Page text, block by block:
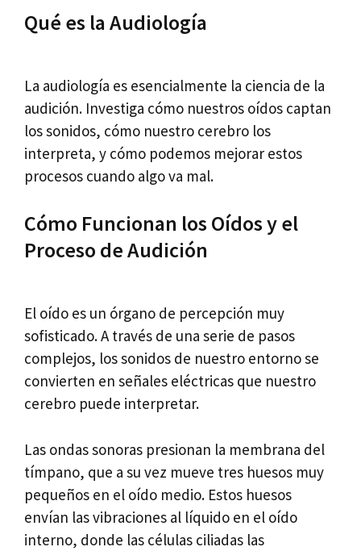
Qué es la Audiología
La audiología es esencialmente la ciencia de la
audición. Investiga cómo nuestros oídos captan
los sonidos, cómo nuestro cerebro los
interpreta, y cómo podemos mejorar estos
procesos cuando algo va mal.
Cómo Funcionan los Oídos y el
Proceso de Audición
El oído es un órgano de percepción muy
sofisticado. A través de una serie de pasos
complejos, los sonidos de nuestro entorno se
convierten en señales eléctricas que nuestro
cerebro puede interpretar.
Las ondas sonoras presionan la membrana del
tímpano, que a su vez mueve tres huesos muy
pequeños en el oído medio. Estos huesos
envían las vibraciones al líquido en el oído
interno, donde las células ciliadas las